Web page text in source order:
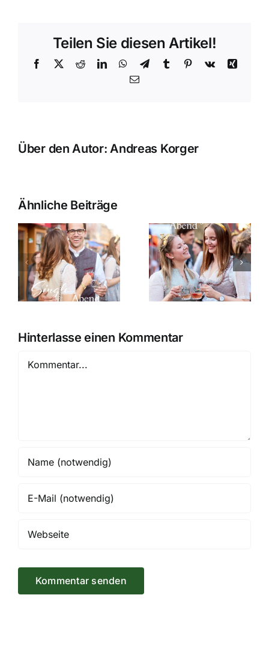
Teilen Sie diesen Artikel!
Facebook
X RedditLinkedInWhatsApp
TelegramTumblr Pinterest
Vk
Xing
E-
Über den Autor: Andreas Korger
Ähnliche Beiträge
Prinzessinnen-
Abend am
02. Juni
2026
Studi-
Abend am
01. Juni
2026
Hinterlasse einen Kommentar